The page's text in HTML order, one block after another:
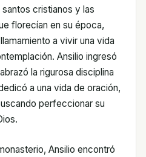
cristianos y las
florecían en su época,
a vivir una vida
Ansilio ingresó
la rigurosa disciplina
a una vida de oración,
perfeccionar su
Ansilio encontró